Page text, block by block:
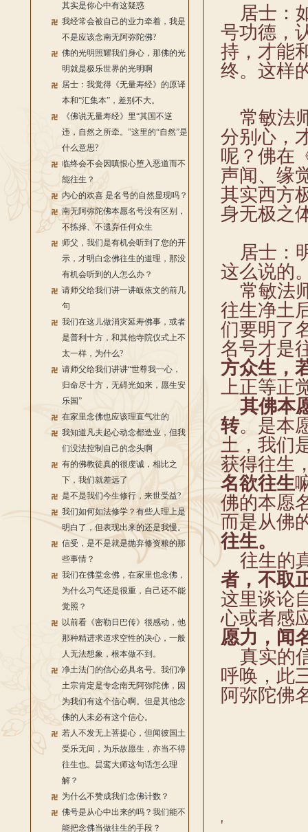
其实是你心中有这疑惑
我经常会被自己的业力牵着，我是
不是应该念南无阿弥陀佛?
佛的光明照耀我们身心，那佛的光
明就是极乐世界的光明啊
居士：我觉得《无量寿经》的原译
本和“汇集本”，差别不大。
《佛说无量寿经》里“其国不逆
违，自然之所牵。”这里的“自然”是
什么意思?
临终会不会因嗔恨心堕入恶道而不
能往生？
内心的欢喜 是名号的自然显现吗？
南无阿弥陀佛本愿名号没有区别，
不拣择、不遗弃任何众生
师父，我们是有机会听到了您的开
示，才明白念佛往生的道理，那没
有机会听到的人怎么办？
请师父给我们讲一讲皈依文的前几
句
我们在这儿做消灾延寿佛事，或者
是普利十方，和其他寺院仪式上不
太一样，为什么?
请师父给我们讲讲“世尊我一心，
归命尽十方，无碍光如来，愿生安
乐国”
在家里念佛也应该理直气壮的
我知道凡夫起心动念都造业，但我
们没法控制自己的念头啊
有的佛教徒真的很虔诚，相比之
下，我们就差远了
是不是我们今生修行，来世受益?
我们如何如法修学？有些人理上是
明白了，但表现出来的还是我慢。
信受，是不是就是抛弃修资粮的那
些事情？
我们在佛堂念佛，在家里也念佛，
为什么习气还是很重，自己还不能
觉照？
以前看《密勒日巴传》很感动，他
那种精进求道求空性的决心，一般
人无法想象，根本做不到。
净土法门的信心必具名号。我们净
土宗肯定是专念南无阿弥陀佛，因
为我们有这个信心啊。但是其他念
佛的人未必有这个信心。
若人不发无上菩提心，但闻彼国土
受乐无间，为乐故愿生，亦当不得
往生也。昙鸾大师这句话怎么理
解？
为什么不赞成我们念佛计数？
佛号是从心中出来的吗？我们能不
能把念佛当做往生的手段？
居士：
号功德，
持，才能
终。这样
常敏法
分别心，
呢？佛在
声闻、缘
其实西方
身无极之
居士：
这么说的
常敏法
往生净土
们要明了
名号才是
方众生，
上正等正
其佛本
转。是本
土，我们
获得往生
名欲往生
佛的本愿
而是从佛
往生。
往生的真
者，不取
这里谈论
心或者感
愿力，闻
真实的
呼唤，此
阿弥陀佛
'